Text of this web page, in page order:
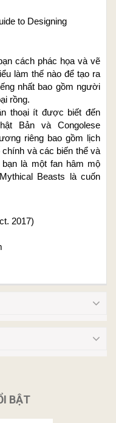
to Designing
cách phác họa và vẽ
làm thế nào để tạo ra
nhất bao gồm người
rồng.
thoại ít được biết đến
Bản và Congolese
riêng bao gồm lịch
và các biến thể và
là một fan hâm mộ
Mythical Beasts là cuốn
2017)
BẬT